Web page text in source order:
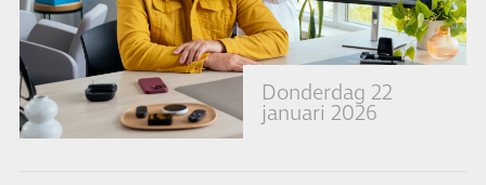
Donderdag 22
januari 2026